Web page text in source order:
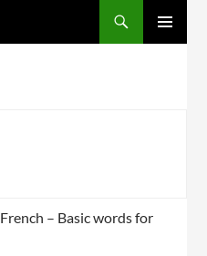
French – Basic words for